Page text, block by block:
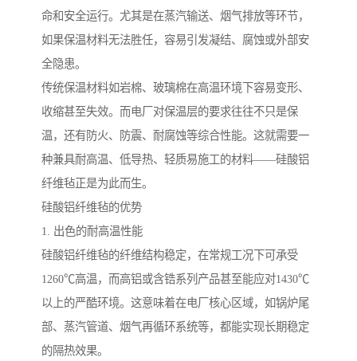
命和安全运行。尤其是在蒸汽输送、烟气排放等环节，
如果保温材料无法胜任，容易引发凝结、腐蚀或外部安
全隐患。
传统保温材料如岩棉、玻璃棉在高温环境下容易变形、
收缩甚至失效。而电厂对保温层的要求往往不只是保
温，还有防火、防震、耐腐蚀等综合性能。这就需要一
种兼具耐高温、低导热、轻质易施工的材料——硅酸铝
纤维毡正是为此而生。
硅酸铝纤维毡的优势
1. 出色的耐高温性能
硅酸铝纤维毡的纤维结构稳定，在常规工况下可承受
1260℃高温，而高铝或含锆系列产品甚至能应对1430℃
以上的严酷环境。这意味着在电厂核心区域，如锅炉尾
部、蒸汽管道、烟气再循环系统等，都能实现长期稳定
的隔热效果。